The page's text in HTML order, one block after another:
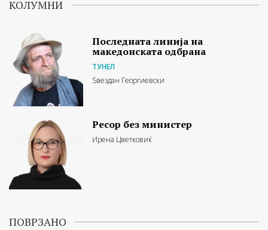
КОЛУМНИ
Последната линија на
македонската одбрана
ТУНЕЛ
Ѕвездан Георгиевски
Ресор без министер
Ирена Цветковиќ
ПОВРЗАНО